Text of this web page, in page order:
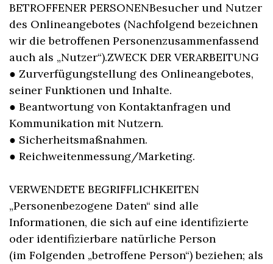
BETROFFENER PERSONENBesucher und Nutzer
des Onlineangebotes (Nachfolgend bezeichnen
wir die betroffenen Personenzusammenfassend
auch als „Nutzer“).ZWECK DER VERARBEITUNG
● Zurverfügungstellung des Onlineangebotes,
seiner Funktionen und Inhalte.
● Beantwortung von Kontaktanfragen und
Kommunikation mit Nutzern.
● Sicherheitsmaßnahmen.
● Reichweitenmessung/Marketing.
VERWENDETE BEGRIFFLICHKEITEN
„Personenbezogene Daten“ sind alle
Informationen, die sich auf eine identifizierte
oder identifizierbare natürliche Person
(im Folgenden „betroffene Person“) beziehen; als